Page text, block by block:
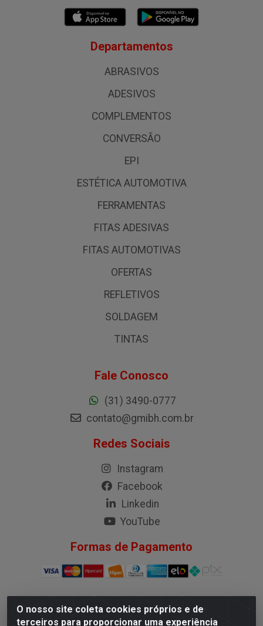
O nosso site coleta cookies próprios e de
terceiros para proporcionar uma experiência
Departamentos
ABRASIVOS
ADESIVOS
COMPLEMENTOS
CONVERSÃO
EPI
ESTÉTICA AUTOMOTIVA
FERRAMENTAS
FITAS ADESIVAS
FITAS AUTOMOTIVAS
OFERTAS
REFLETIVOS
SOLDAGEM
TINTAS
Fale Conosco
(31) 3490-0777
contato@gmibh.com.br
Redes Sociais
Instagram
Facebook
Linkedin
YouTube
Formas de Pagamento
G.M.I. Distribuidora LTDA - Rua Conselheiro Pena, 50 - Santa